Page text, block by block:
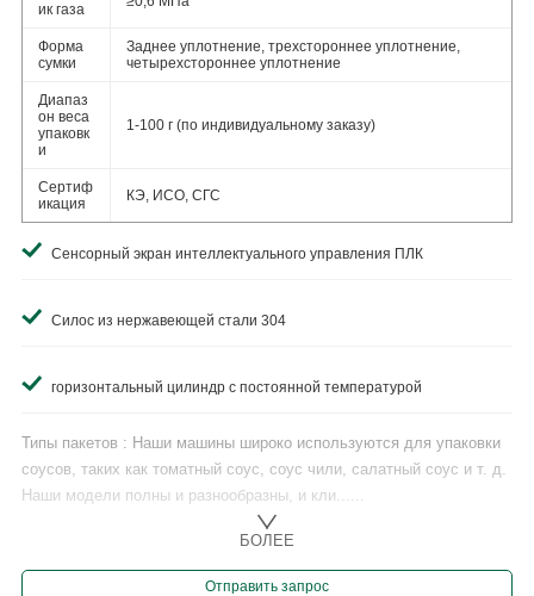
ик газа
Форма
сумки
Заднее уплотнение, трехстороннее уплотнение,
четырехстороннее уплотнение
Диапаз
он веса
упаковк
и
1-100 г (по индивидуальному заказу)
Сертиф
икация
КЭ, ИСО, СГС
Сенсорный экран интеллектуального управления ПЛК
Силос из нержавеющей стали 304
горизонтальный цилиндр с постоянной температурой
Типы пакетов : Наши машины широко используются для упаковки
соусов, таких как томатный соус, соус чили, салатный соус и т. д.
Наши модели полны и разнообразны, и кли......
БОЛЕЕ
Отправить запрос